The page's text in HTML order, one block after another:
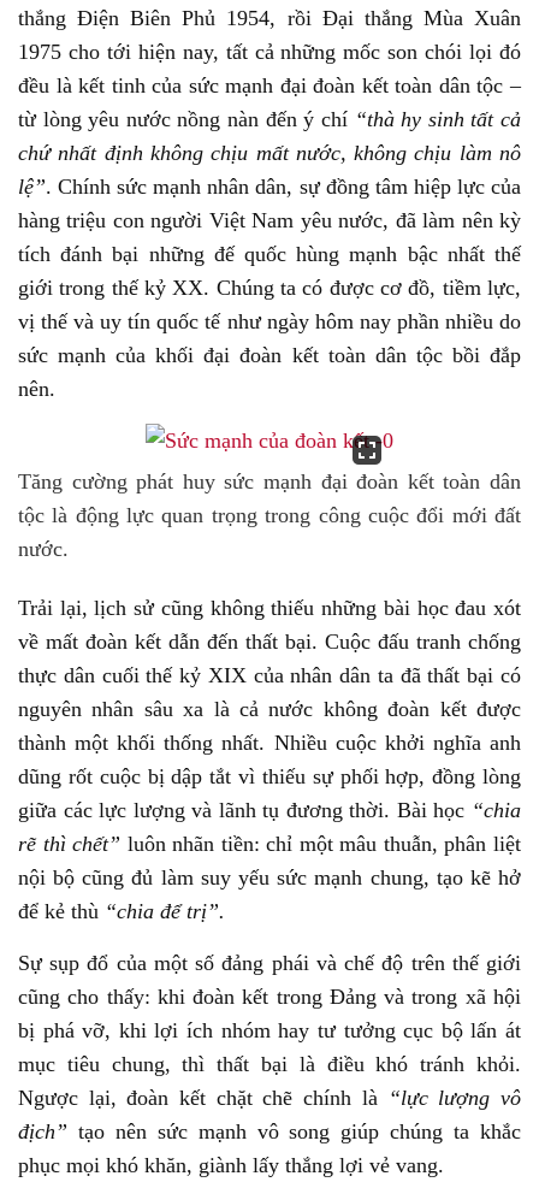
thắng Điện Biên Phủ 1954, rồi Đại thắng Mùa Xuân
1975 cho tới hiện nay, tất cả những mốc son chói lọi đó
đều là kết tinh của sức mạnh đại đoàn kết toàn dân tộc –
từ lòng yêu nước nồng nàn đến ý chí “thà hy sinh tất cả
chứ nhất định không chịu mất nước, không chịu làm nô
lệ”. Chính sức mạnh nhân dân, sự đồng tâm hiệp lực của
hàng triệu con người Việt Nam yêu nước, đã làm nên kỳ
tích đánh bại những đế quốc hùng mạnh bậc nhất thế
giới trong thế kỷ XX. Chúng ta có được cơ đồ, tiềm lực,
vị thế và uy tín quốc tế như ngày hôm nay phần nhiều do
sức mạnh của khối đại đoàn kết toàn dân tộc bồi đắp
nên.
Tăng cường phát huy sức mạnh đại đoàn kết toàn dân
tộc là động lực quan trọng trong công cuộc đổi mới đất
nước.
Trải lại, lịch sử cũng không thiếu những bài học đau xót
về mất đoàn kết dẫn đến thất bại. Cuộc đấu tranh chống
thực dân cuối thế kỷ XIX của nhân dân ta đã thất bại có
nguyên nhân sâu xa là cả nước không đoàn kết được
thành một khối thống nhất. Nhiều cuộc khởi nghĩa anh
dũng rốt cuộc bị dập tắt vì thiếu sự phối hợp, đồng lòng
giữa các lực lượng và lãnh tụ đương thời. Bài học “chia
rẽ thì chết” luôn nhãn tiền: chỉ một mâu thuẫn, phân liệt
nội bộ cũng đủ làm suy yếu sức mạnh chung, tạo kẽ hở
để kẻ thù “chia để trị”.
Sự sụp đổ của một số đảng phái và chế độ trên thế giới
cũng cho thấy: khi đoàn kết trong Đảng và trong xã hội
bị phá vỡ, khi lợi ích nhóm hay tư tưởng cục bộ lấn át
mục tiêu chung, thì thất bại là điều khó tránh khỏi.
Ngược lại, đoàn kết chặt chẽ chính là “lực lượng vô
địch” tạo nên sức mạnh vô song giúp chúng ta khắc
phục mọi khó khăn, giành lấy thắng lợi vẻ vang.